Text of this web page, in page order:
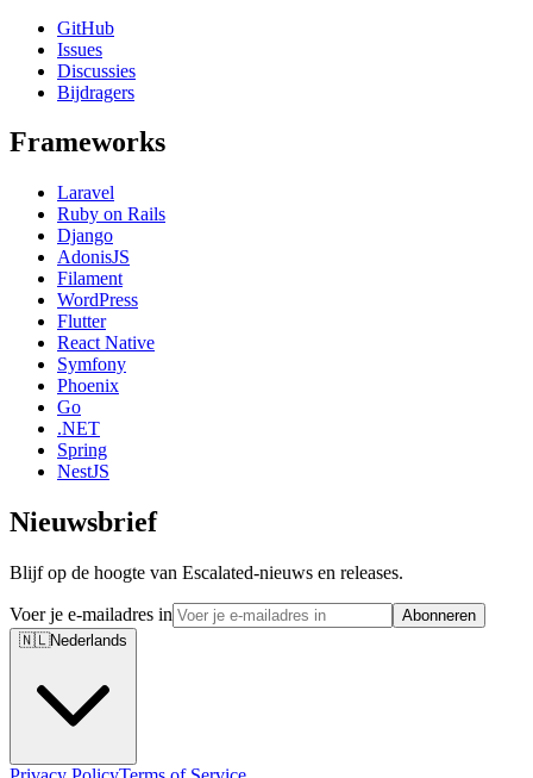
GitHub
Issues
Discussies
Bijdragers
Frameworks
Laravel
Ruby on Rails
Django
AdonisJS
Filament
WordPress
Flutter
React Native
Symfony
Phoenix
Go
.NET
Spring
NestJS
Nieuwsbrief
Blijf op de hoogte van Escalated-nieuws en releases.
Voer je e-mailadres in
Abonneren
🇳🇱Nederlands